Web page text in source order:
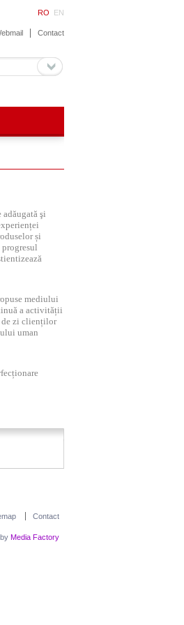
RO EN
Contact
şi
și
mediului
a activității
de zi clienților
uman
Contact
Media Factory